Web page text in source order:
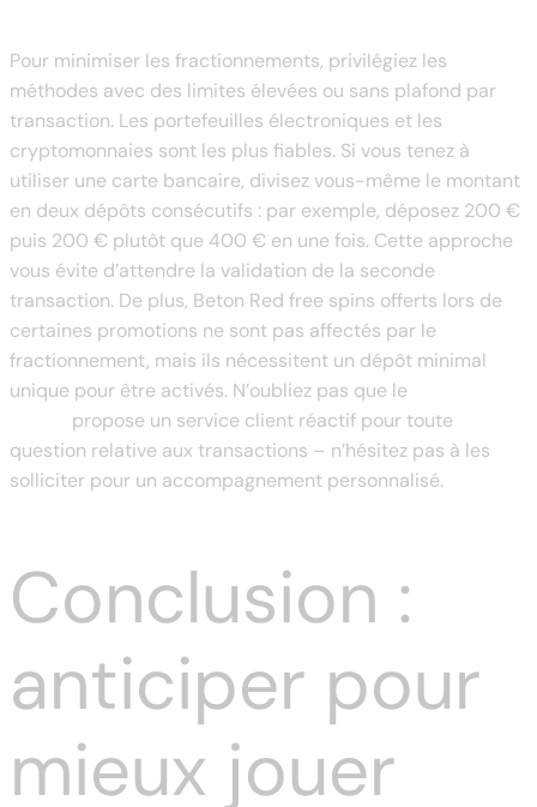
Pour minimiser les fractionnements, privilégiez les
méthodes avec des limites élevées ou sans plafond par
transaction. Les portefeuilles électroniques et les
cryptomonnaies sont les plus fiables. Si vous tenez à
utiliser une carte bancaire, divisez vous-même le montant
en deux dépôts consécutifs : par exemple, déposez 200 €
puis 200 € plutôt que 400 € en une fois. Cette approche
vous évite d’attendre la validation de la seconde
transaction. De plus, Beton Red free spins offerts lors de
certaines promotions ne sont pas affectés par le
fractionnement, mais ils nécessitent un dépôt minimal
unique pour être activés. N’oubliez pas que le
propose un service client réactif pour toute
question relative aux transactions – n’hésitez pas à les
solliciter pour un accompagnement personnalisé.
Conclusion :
anticiper pour
mieux jouer